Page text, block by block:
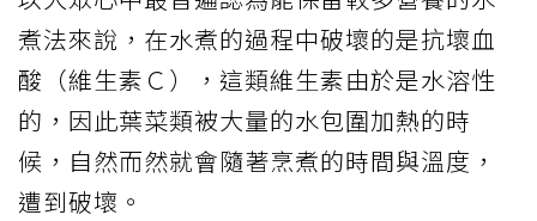
煮法來說，在水煮的過程中破壞的是抗壞血
酸（維生素Ｃ），這類維生素由於是水溶性
的，因此葉菜類被大量的水包圍加熱的時
候，自然而然就會隨著烹煮的時間與溫度，
遭到破壞。